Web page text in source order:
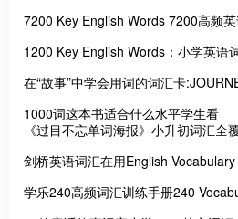
7200 Key English Words 7200高频
1200 Key English Words：小学英语
在“故事”中学会用词的词汇卡
1000词这本书适合什么水平学生看
《过目不忘单词海报》小升初词汇全
剑桥英语词汇在用English
学乐240高频词汇训练手册240